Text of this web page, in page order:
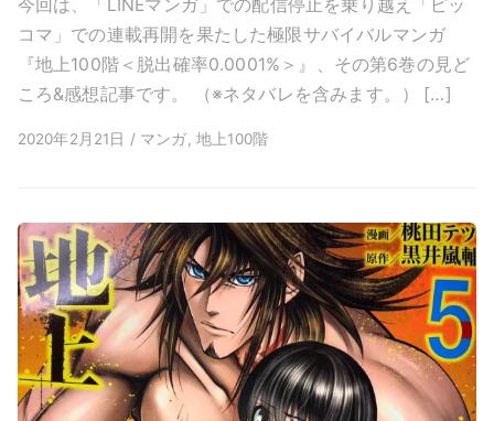
今回は、「LINEマンガ」での配信停止を乗り越え「ピッ
コマ」での連載再開を果たした極限サバイバルマンガ
『地上100階＜脱出確率0.0001%＞』、その第6巻の見ど
ころ&感想記事です。 （※ネタバレを含みます。） […]
2020年2月21日 / マンガ, 地上100階